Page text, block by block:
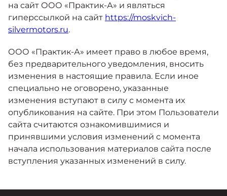
на сайт ООО «Практик-А» и являться
гиперссылкой на сайт https://moskvich-
silvermotors.ru.
ООО «Практик-А» имеет право в любое время,
без предварительного уведомления, вносить
изменения в настоящие правила. Если иное
специально не оговорено, указанные
изменения вступают в силу с момента их
опубликования на сайте. При этом Пользователи
сайта считаются ознакомившимися и
принявшими условия изменений с момента
начала использования материалов сайта после
вступления указанных изменений в силу.